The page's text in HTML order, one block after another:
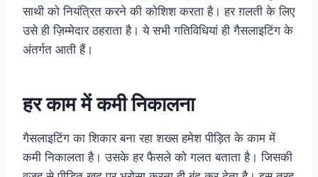
साथी को नियंत्रित करने की कोशिश करता है। हर ग़लती के लिए
उसे ही ज़िम्मेदार ठहराता है। ये सभी गतिविधियां ही गैसलाइटिंग के
अंतर्गत आती हैं।
हर काम में कमी निकालना
गैसलाइटिंग का शिकार बना रहा शख्स हमेश पीड़ित के काम में
कमी निकालता है। उसके हर फैसले को गलत बताता है। जिसकी